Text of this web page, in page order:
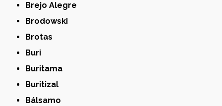
Brejo Alegre
Brodowski
Brotas
Buri
Buritama
Buritizal
Bálsamo